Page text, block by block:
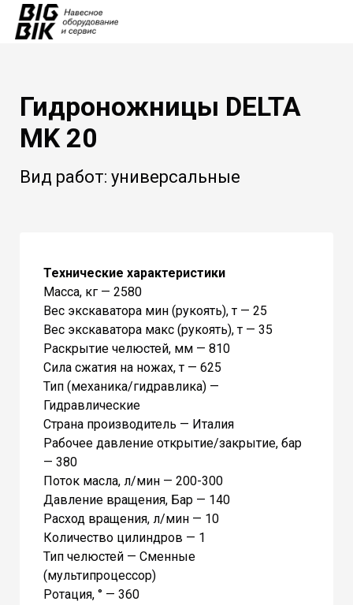
Гидроножницы DELTA
MK 20
Вид работ: универсальные
Технические характеристики
Масса, кг — 2580
Вес экскаватора мин (рукоять), т — 25
Вес экскаватора макс (рукоять), т — 35
Раскрытие челюстей, мм — 810
Сила сжатия на ножах, т — 625
Тип (механика/гидравлика) —
Гидравлические
Страна производитель — Италия
Рабочее давление открытие/закрытие, бар
— 380
Поток масла, л/мин — 200-300
Давление вращения, Бар — 140
Расход вращения, л/мин — 10
Количество цилиндров — 1
Тип челюстей — Сменные
(мультипроцессор)
Ротация, ° — 360